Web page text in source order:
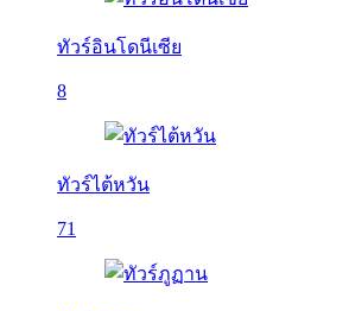
ทัวร์อินโดนีเซีย
8
ทัวร์ไต้หวัน
71